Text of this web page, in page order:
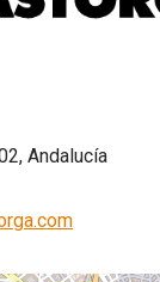
Andalucía